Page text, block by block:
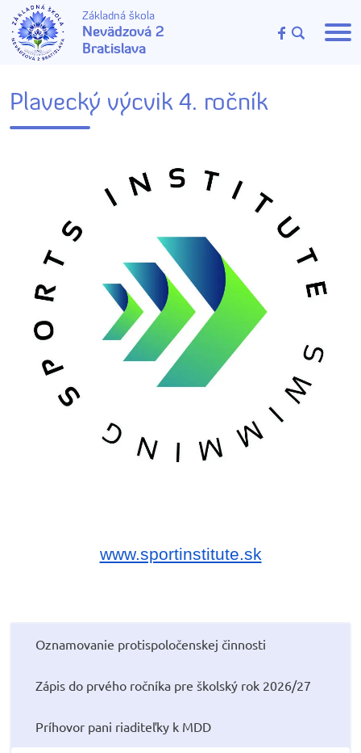
Základná škola
Nevädzová 2
Bratislava
Plavecký výcvik 4. ročník
www.sportinstitute.sk
Oznamovanie protispoločenskej činnosti
Zápis do prvého ročníka pre školský rok 2026/27
Príhovor pani riaditeľky k MDD